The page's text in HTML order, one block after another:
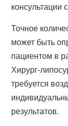
консультации
Точное
может быть
пациентом в
Хирург-
требуется
результатов.